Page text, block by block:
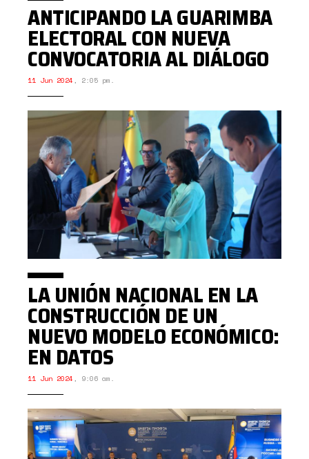
ANTICIPANDO LA GUARIMBA
ELECTORAL CON NUEVA
CONVOCATORIA AL DIÁLOGO
11 Jun 2024 , 2:05 pm.
LA UNIÓN NACIONAL EN LA
CONSTRUCCIÓN DE UN
NUEVO MODELO ECONÓMICO:
EN DATOS
11 Jun 2024 , 9:06 am.